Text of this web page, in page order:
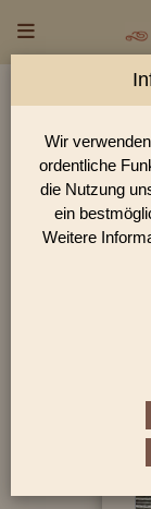
Perlen
In unserem
Sie
Wir
ordentliche
die Nutzung
ein
Weitere